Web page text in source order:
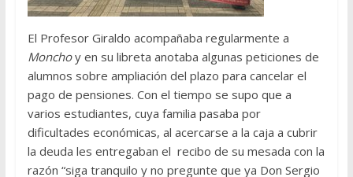
El Profesor Giraldo acompañaba regularmente a
Monchoy en su libreta anotaba algunas peticiones de
alumnos sobre ampliación del plazo para cancelar el
pago de pensiones. Con el tiempo se supo que a
varios estudiantes, cuya familia pasaba por
dificultades económicas, al acercarse a la caja a cubrir
la deuda les entregaban el recibo de su mesada con la
razón “siga tranquilo y no pregunte que ya Don Sergio